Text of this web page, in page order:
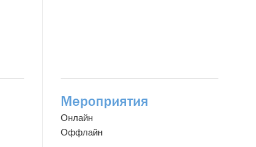
Мероприятия
Онлайн
Оффлайн